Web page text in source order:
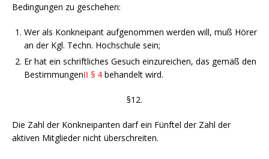
Bedingungen zu geschehen:
Wer als Konkneipant aufgenommen werden will, muß Hörer
an der Kgl. Techn. Hochschule sein;
Er hat ein schriftliches Gesuch einzureichen, das gemäß den
BestimmungenII § 4 behandelt wird.
§12.
Die Zahl der Konkneipanten darf ein Fünftel der Zahl der
aktiven Mitglieder nicht überschreiten.